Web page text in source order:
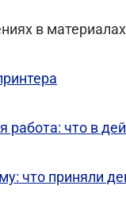
в
что в
что приняли